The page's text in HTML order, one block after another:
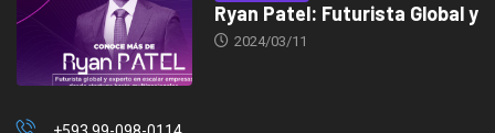
Ryan Patel: Futurista Global y
2024/03/11